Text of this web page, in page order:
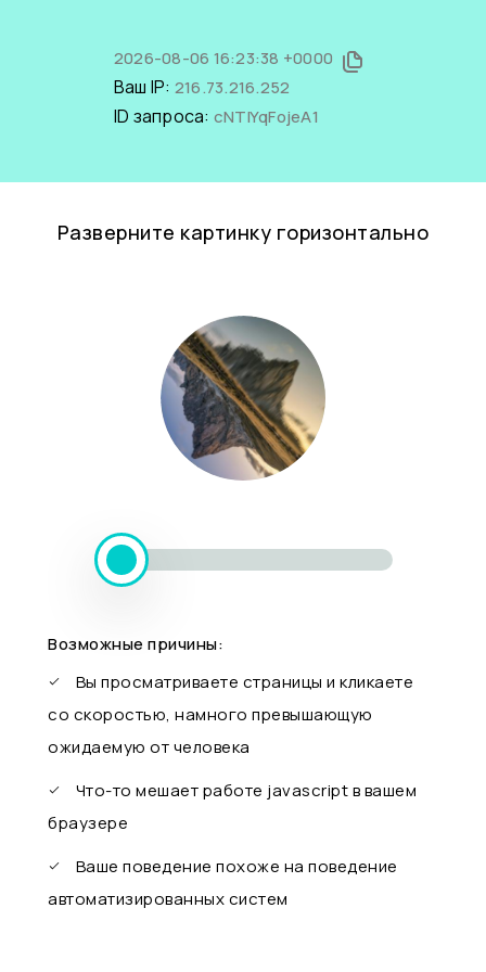
2026-08-06 16:23:38 +0000
Ваш IP: 216.73.216.252
ID запроса: cNTIYqFojeA1
Разверните картинку горизонтально
Возможные причины:
Вы просматриваете страницы и кликаете
со скоростью, намного превышающую
ожидаемую от человека
Что-то мешает работе javascript в вашем
браузере
Ваше поведение похоже на поведение
автоматизированных систем